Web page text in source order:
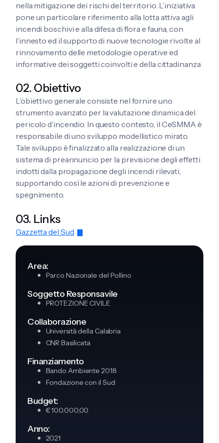
nella mitigazione dei rischi del territorio. L’iniziativa
pone un particolare riferimento alla lotta attiva agli
incendi boschivi e alla difesa di flora e fauna, con
l’innesto ed il supporto di nuove tecnologie rivolte al
rinnovamento delle metodologie operative ed
informative dei soggetti coinvolti e della cittadinanza
02. Obiettivo
L’obiettivo generale consiste nel fornire uno
strumento avanzato perla valutazione dinamica del
pericolo d’incendio. In questo contesto, il CeSMMA è
responsabile di uno sviluppo modellistico mirato.
Tale sviluppo è finalizzato alla realizzazione di un
sistema di preannuncio per la previsione degli effetti
indotti dalla propagazione degli incendi rilevati,
supportando così le azioni di prevenzione e
spegnimento.
03. Links
Gazzetta del Sud
Area:
Parco Nazionale del Pollino
Soggetto Responsavile
PROTEZIONE CIVILE
Collaborazione
Università della Calabria
CNR Basilicata
Finanziamento
Bando Ambiente 2018
Fondazione con il Sud
Budget:
€ 100.000,00
Anno:
2021